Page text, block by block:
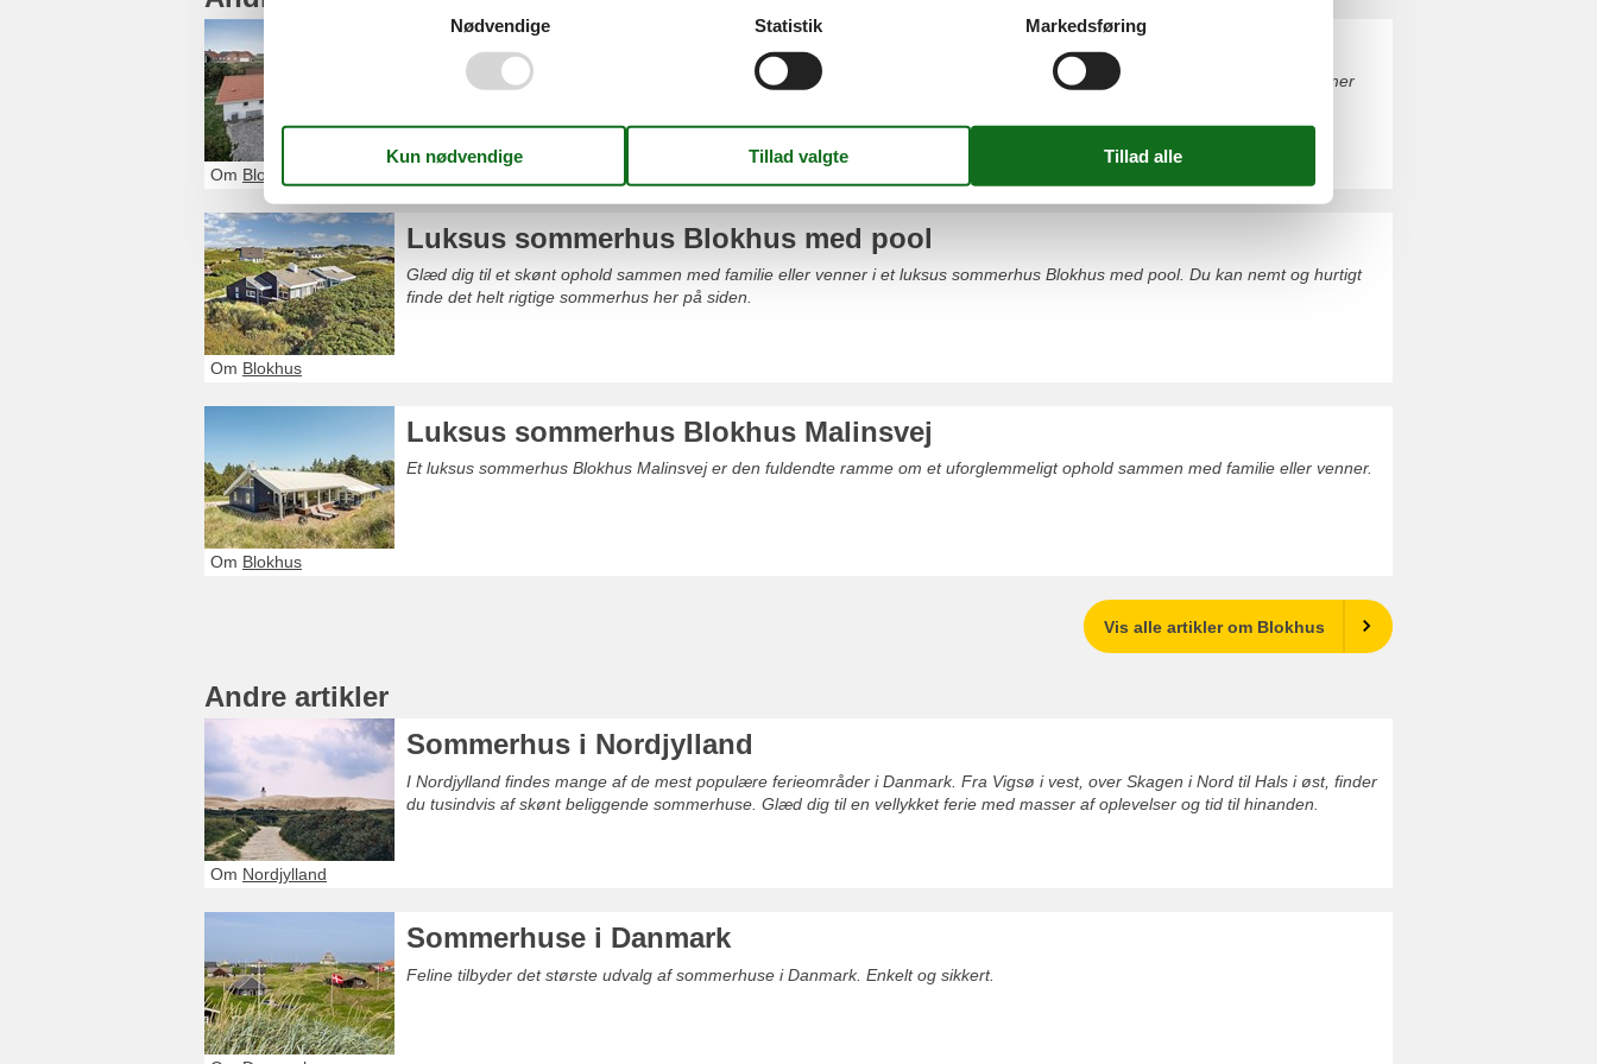
Sommerhus Blokhus privat Klitvejen
Glæd dig til et skønt ophold sammen med familie eller venner i et sommerhus Blokhus privat Klitvejen. Du kan uden problemer
Om Blokhus
Luksus sommerhus Blokhus med pool
Glæd dig til et skønt ophold sammen med familie eller venner i et luksus sommerhus Blokhus med pool. Du kan nemt og hurtigt
finde det helt rigtige sommerhus her på siden.
Om Blokhus
Luksus sommerhus Blokhus Malinsvej
Et luksus sommerhus Blokhus Malinsvej er den fuldendte ramme om et uforglemmeligt ophold sammen med familie eller venner.
Om Blokhus
Vis alle artikler om Blokhus
Andre artikler
Sommerhus i Nordjylland
I Nordjylland findes mange af de mest populære ferieområder i Danmark. Fra Vigsø i vest, over Skagen i Nord til Hals i øst, finder
du tusindvis af skønt beliggende sommerhuse. Glæd dig til en vellykket ferie med masser af oplevelser og tid til hinanden.
Om Nordjylland
Sommerhuse i Danmark
Feline tilbyder det største udvalg af sommerhuse i Danmark. Enkelt og sikkert.
Nødvendige Statistik Markedsføring